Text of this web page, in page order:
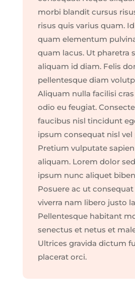
morbi blandit cursus
risus quis varius quam.
quam elementum
quam lacus. Ut pharetra
aliquam id diam. Felis
pellentesque diam
Aliquam nulla facilisi
odio eu feugiat.
faucibus nisl tincidunt
ipsum consequat nisl
Pretium vulputate
aliquam. Lorem dolor
ipsum nunc aliquet
Posuere ac ut
viverra nam libero justo
Pellentesque habitant
senectus et netus et
Ultrices gravida dictum
placerat orci.